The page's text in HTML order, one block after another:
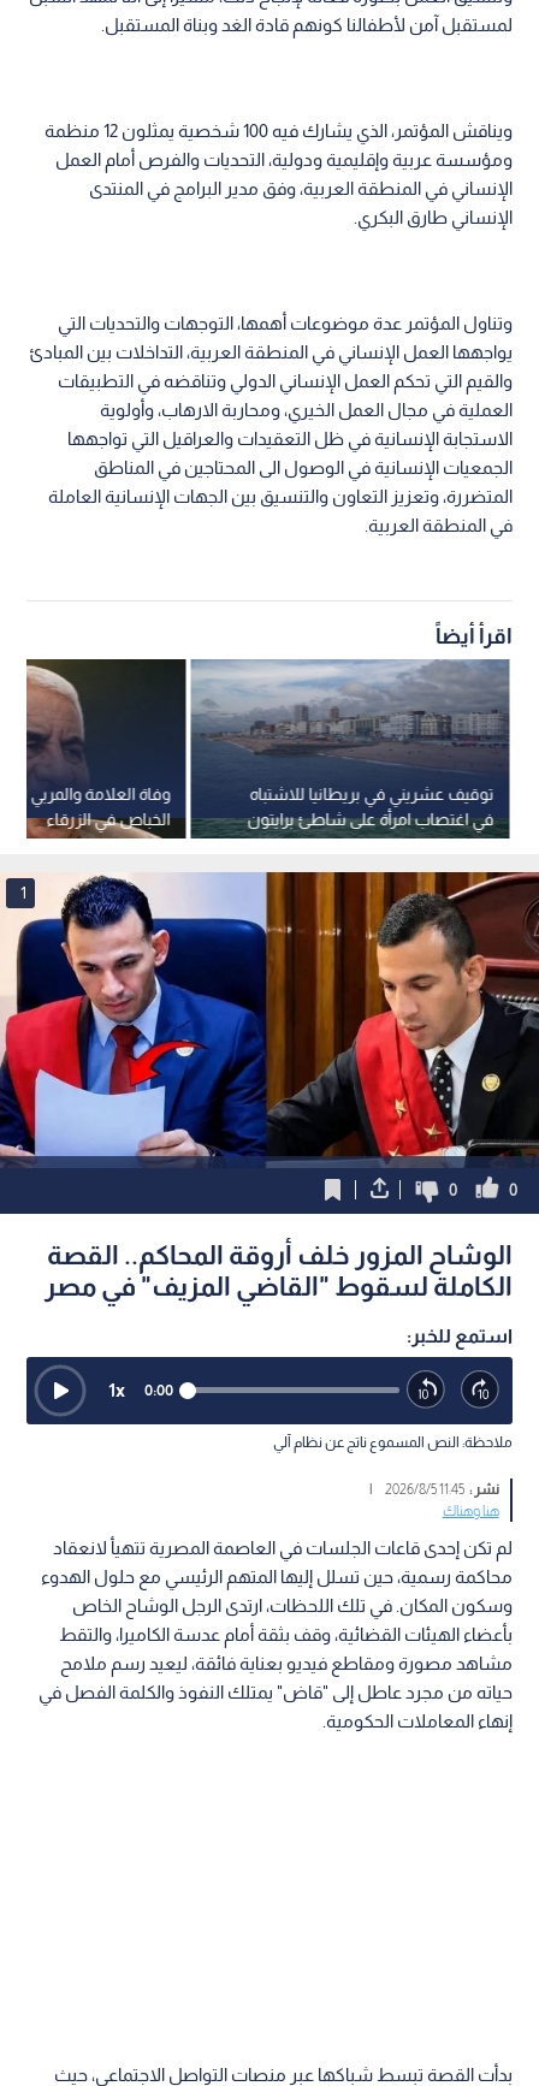
لمستقبل آمن لأطفالنا كونهم قادة الغد وبناة المستقبل.
ويناقش المؤتمر، الذي يشارك فيه 100 شخصية يمثلون 12 منظمة
ومؤسسة عربية وإقليمية ودولية، التحديات والفرص أمام العمل
الإنساني في المنطقة العربية، وفق مدير البرامج في المنتدى
الإنساني طارق البكري.
وتناول المؤتمر عدة موضوعات أهمها، التوجهات والتحديات التي
يواجهها العمل الإنساني في المنطقة العربية، التداخلات بين المبادئ
والقيم التي تحكم العمل الإنساني الدولي وتناقضه في التطبيقات
العملية في مجال العمل الخيري، ومحاربة الارهاب، وأولوية
الاستجابة الإنسانية في ظل التعقيدات والعراقيل التي تواجهها
الجمعيات الإنسانية في الوصول الى المحتاجين في المناطق
المتضررة، وتعزيز التعاون والتنسيق بين الجهات الإنسانية العاملة
في المنطقة العربية.
اقرأ أيضاً
وفاة العلامة والمربي
الخباص في الزرقاء
توقيف عشريني في بريطانيا للاشتباه
في اغتصاب امرأة على شاطئ برايتون
وفق إعلام بريطاني
1
0
0
الوشاح المزور خلف أروقة المحاكم.. القصة
الكاملة لسقوط "القاضي المزيف" في مصر
استمع للخبر:
0:00
1x
ملاحظة: النص المسموع ناتج عن نظام آلي
نشر :11:45 2026/8/5
|
هنا وهناك
لم تكن إحدى قاعات الجلسات في العاصمة المصرية تتهيأ لانعقاد
محاكمة رسمية، حين تسلل إليها المتهم الرئيسي مع حلول الهدوء
وسكون المكان. في تلك اللحظات، ارتدى الرجل الوشاح الخاص
بأعضاء الهيئات القضائية، وقف بثقة أمام عدسة الكاميرا، والتقط
مشاهد مصورة ومقاطع فيديو بعناية فائقة، ليعيد رسم ملامح
حياته من مجرد عاطل إلى "قاض" يمتلك النفوذ والكلمة الفصل في
إنهاء المعاملات الحكومية.
بدأت القصة تبسط شباكها عبر منصات التواصل الاجتماعي، حيث